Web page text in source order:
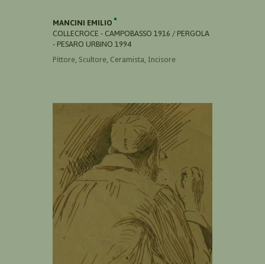
MANCINI EMILIO
COLLECROCE - CAMPOBASSO 1916 / PERGOLA
- PESARO URBINO 1994
Pittore, Scultore, Ceramista, Incisore